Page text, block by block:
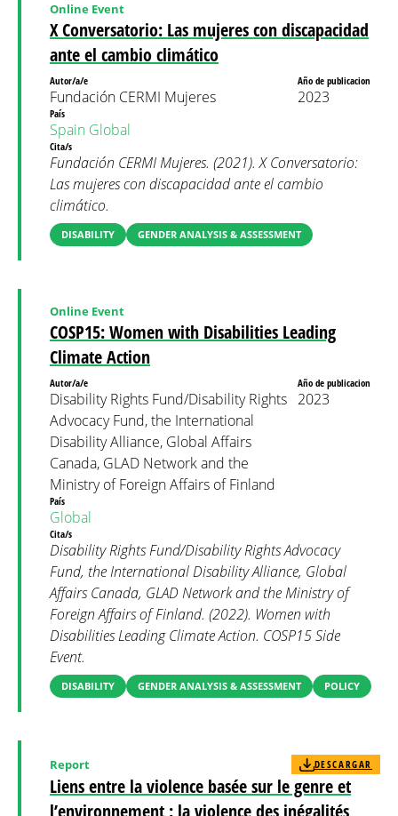
X Conversatorio: Las mujeres con discapacidad
ante el cambio climático
Online Event
Autor/a/e
Fundación CERMI Mujeres
Año de publicacion
2023
País
Spain Global
Cita/s
Fundación CERMI Mujeres. (2021). X Conversatorio:
Las mujeres con discapacidad ante el cambio
climático.
DISABILITY GENDER ANALYSIS & ASSESSMENT
COSP15: Women with Disabilities Leading
Climate Action
Online Event
Autor/a/e
Disability Rights Fund/Disability Rights
Advocacy Fund, the International
Disability Alliance, Global Affairs
Canada, GLAD Network and the
Ministry of Foreign Affairs of Finland
Año de publicacion
2023
País
Global
Cita/s
Disability Rights Fund/Disability Rights Advocacy
Fund, the International Disability Alliance, Global
Affairs Canada, GLAD Network and the Ministry of
Foreign Affairs of Finland. (2022). Women with
Disabilities Leading Climate Action. COSP15 Side
Event.
DISABILITY GENDER ANALYSIS & ASSESSMENT POLICY
Liens entre la violence basée sur le genre et
l’environnement : la violence des inégalités
Report DESCARGAR